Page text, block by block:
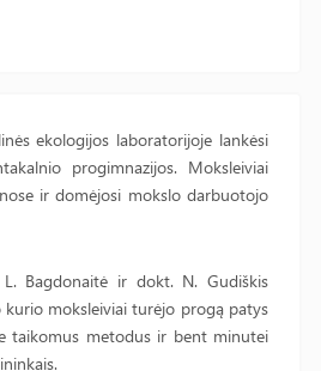
ekologijos laboratorijoje lankėsi
progimnazijos. Moksleiviai
ir domėjosi mokslo darbuotojo
Bagdonaitė ir dokt. N. Gudiškis
kurio moksleiviai turėjo progą patys
taikomus metodus ir bent minutei